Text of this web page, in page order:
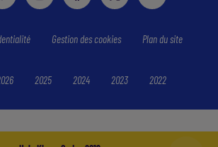
Gestion des cookies Plan du site
2025 2024 2023 2022